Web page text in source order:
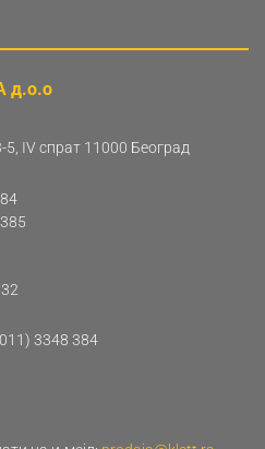
д.о.о
IV спрат 11000 Београд
3348 384